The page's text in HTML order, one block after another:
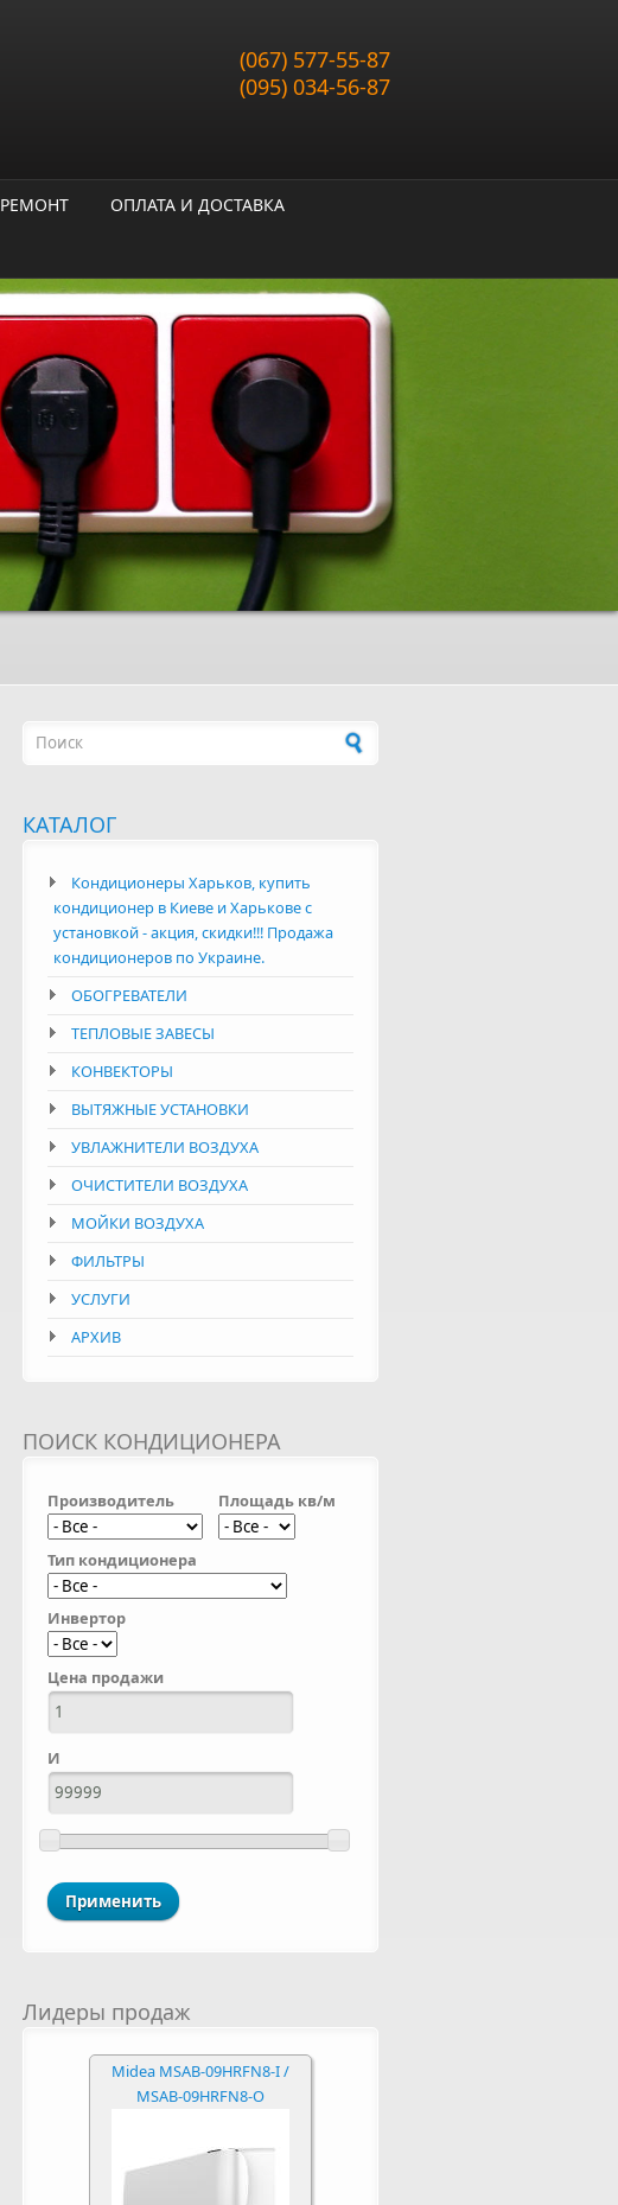
(067) 577-55-87
(095) 034-56-87
РЕМОНТ ОПЛАТА И ДОСТАВКА
Форма поиска
КАТАЛОГ
Кондиционеры Харьков, купить
кондиционер в Киеве и Харькове с
установкой - акция, скидки!!! Продажа
кондиционеров по Украине.
ОБОГРЕВАТЕЛИ
ТЕПЛОВЫЕ ЗАВЕСЫ
КОНВЕКТОРЫ
ВЫТЯЖНЫЕ УСТАНОВКИ
УВЛАЖНИТЕЛИ ВОЗДУХА
ОЧИСТИТЕЛИ ВОЗДУХА
МОЙКИ ВОЗДУХА
ФИЛЬТРЫ
УСЛУГИ
АРХИВ
ПОИСК КОНДИЦИОНЕРА
Производитель Площадь кв/м
Тип кондиционера
Инвертор
Цена продажи
И
Лидеры продаж
Midea MSAB-09HRFN8-I /
MSAB-09HRFN8-O